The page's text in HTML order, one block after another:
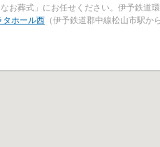
葬式」にお任せください。伊予鉄道
タホール西 （伊予鉄道郡中線松山市駅か